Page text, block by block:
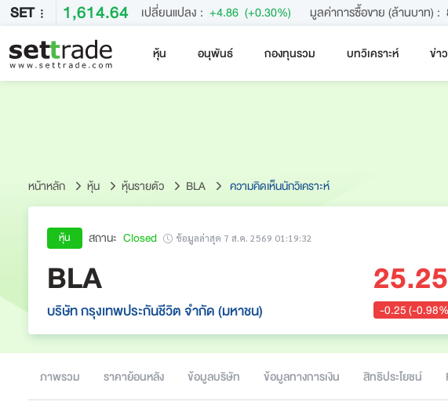
SET 1,614.64 เปลี่ยนแปลง : +4.86 (+0.30%) มูลค่าการซื้อขาย (ล้านบาท) :
หุ้น อนุพันธ์ กองทุนรวม บทวิเคราะห์ ข่า
หน้าหลัก หุ้น หุ้นรายตัว BLA ความคิดเห็นนักวิเคราะห์
หุ้น สถานะ Closed ข้อมูลล่าสุด 7 ส.ค. 2569 01:19:32
BLA
บริษัท กรุงเทพประกันชีวิต จำกัด (มหาชน)
25.25
-0.25 (-
ภาพรวม ราคาย้อนหลัง ข้อมูลบริษัท ข้อมูลทางการเงิน สิทธิประโยชน์